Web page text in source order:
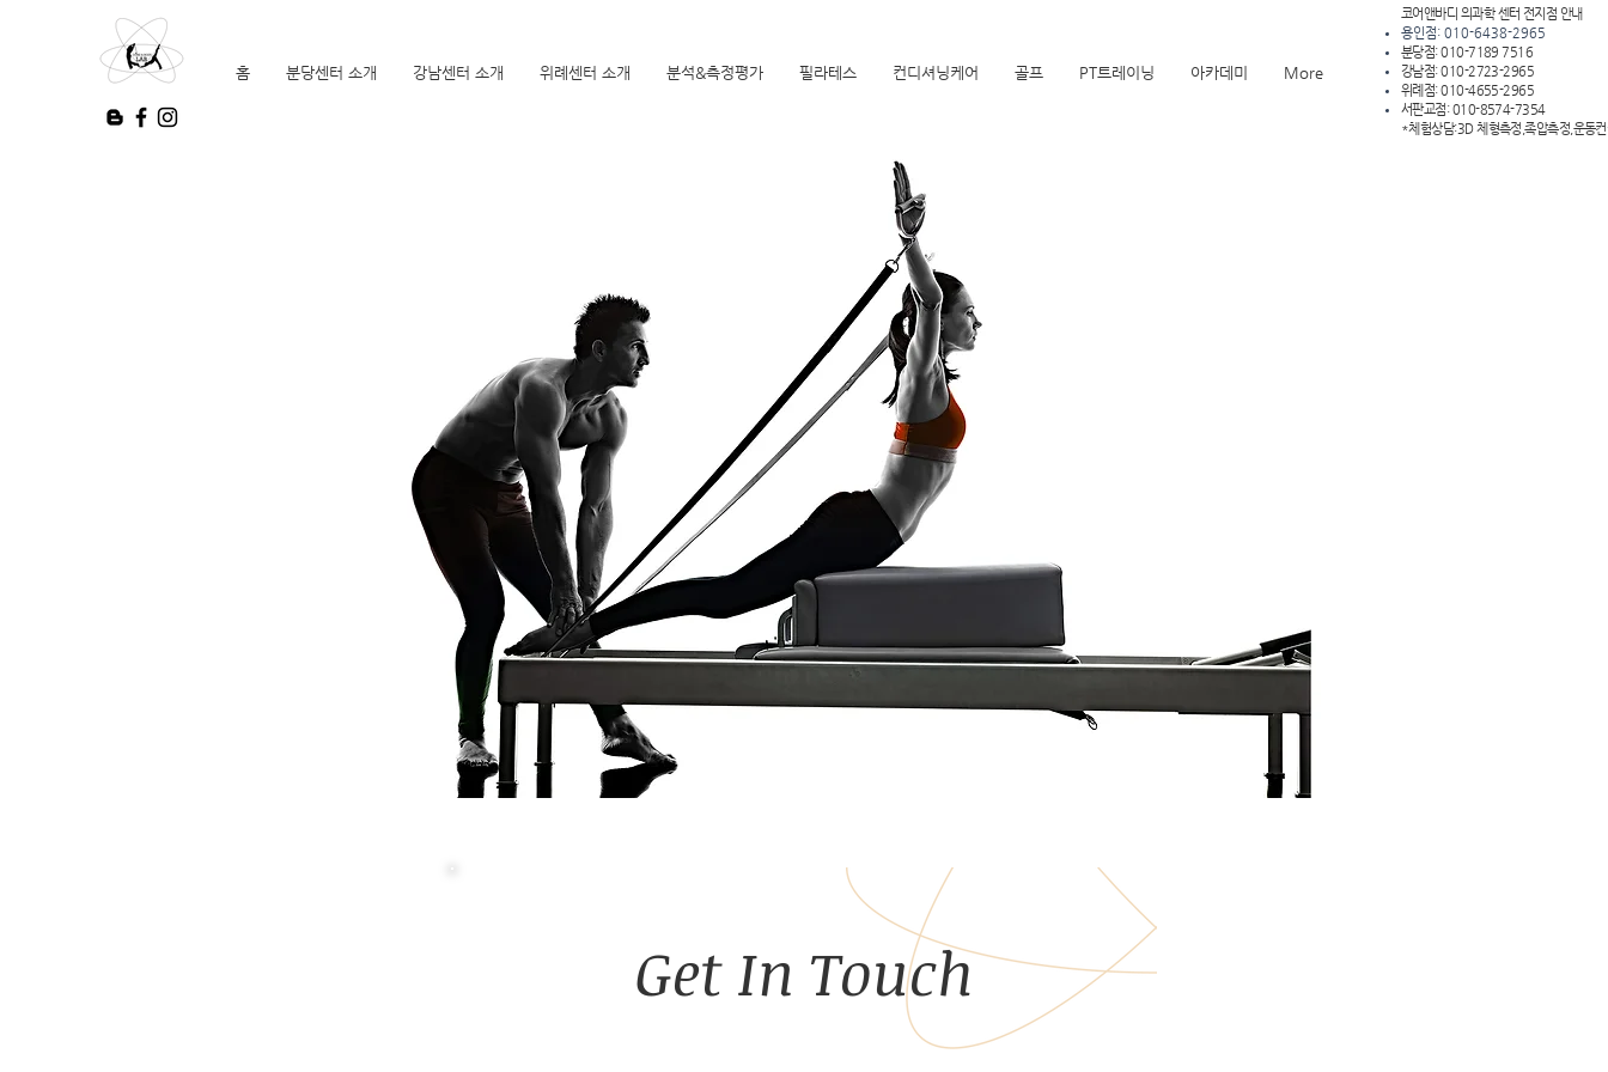
홈 분당센터 소개 강남센터 소개 위례센터 소개 분석&측정평가 필라테스 컨디셔닝케어 골프 PT트레이닝 아카데미 More
코어앤바디 의과학 센터 전지점 안내
용인점: 010-6438-2965
분당점: 010-7189 7516
강남점: 010-2723-2965
위례점: 010-4655-2965
서판교점: 010-8574-7354
*체험상담:3D 체형측정,족압측정,운동
Get In Touch